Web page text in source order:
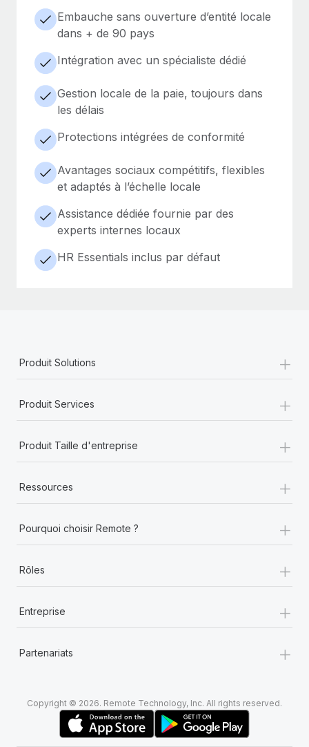
Embauche sans ouverture d’entité locale
dans + de 90 pays
Intégration avec un spécialiste dédié
Gestion locale de la paie, toujours dans
les délais
Protections intégrées de conformité
Avantages sociaux compétitifs, flexibles
et adaptés à l’échelle locale
Assistance dédiée fournie par des
experts internes locaux
HR Essentials inclus par défaut
Produit Solutions +
Produit Services +
Produit Taille d'entreprise +
Ressources +
Pourquoi choisir Remote ? +
Rôles +
Entreprise +
Partenariats +
Copyright © 2026. Remote Technology, Inc. All rights reserved.